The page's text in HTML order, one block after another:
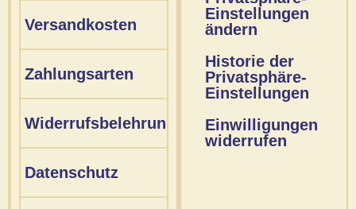
Versandkosten
Zahlungsarten
Widerrufsbelehrung
Datenschutz
Einstellungen
ändern
Historie der
Privatsphäre-
Einstellungen
Einwilligungen
widerrufen